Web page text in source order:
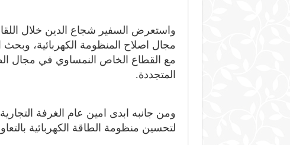
واستعرض السفير شجاع الدين خلال
مجال اصلاح المنظومة الكهربائية، وبحث
مع القطاع الخاص النمساوي في مجال
المتجددة.
ومن جانبه ابدى امين عام الغرفة
لتحسين منظومة الطاقة الكهربائية